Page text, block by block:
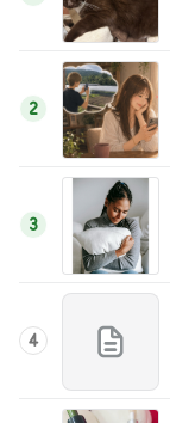
2
3
4